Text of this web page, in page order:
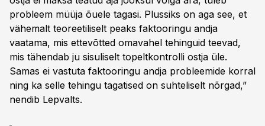
probleem müüja õuele tagasi. Plussiks on aga see, et
vähemalt teoreetiliselt peaks faktooringu andja
vaatama, mis ettevõtted omavahel tehinguid teevad,
mis tähendab ju sisuliselt topeltkontrolli ostja üle.
Samas ei vastuta faktooringu andja probleemide korral
ning ka selle tehingu tagatised on suhteliselt nõrgad,”
nendib Lepvalts.